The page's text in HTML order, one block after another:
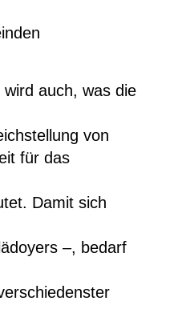
auch, was die
von
für das
Damit sich
–, bedarf